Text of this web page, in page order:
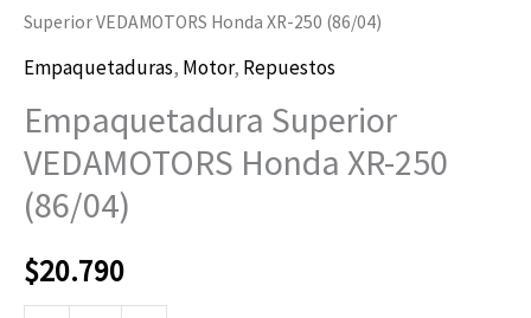
Superior VEDAMOTORS Honda XR-250 (86/04)
Empaquetaduras, Motor, Repuestos
Empaquetadura Superior
VEDAMOTORS Honda XR-250
(86/04)
$20.790